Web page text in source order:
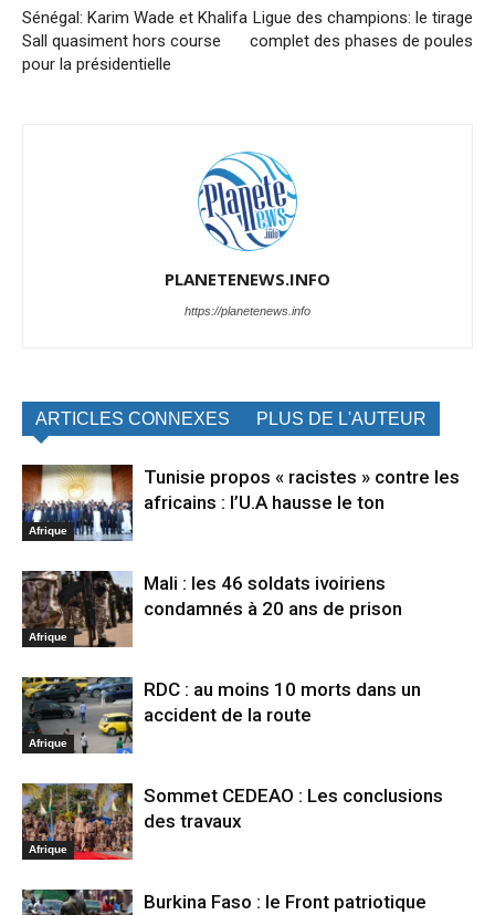
Sénégal: Karim Wade et Khalifa
Sall quasiment hors course
pour la présidentielle
Ligue des champions: le tirage
complet des phases de poules
PLANETENEWS.INFO
https://planetenews.info
ARTICLES CONNEXES PLUS DE L'AUTEUR
Afrique
Tunisie propos « racistes » contre les
africains : l’U.A hausse le ton
Afrique
Mali : les 46 soldats ivoiriens
condamnés à 20 ans de prison
Afrique
RDC : au moins 10 morts dans un
accident de la route
Afrique
Sommet CEDEAO : Les conclusions
des travaux
Burkina Faso : le Front patriotique